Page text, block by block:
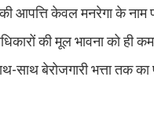
केवल मनरेगा के नाम
की मूल भावना को ही
साथ बेरोजगारी भत्ता तक का